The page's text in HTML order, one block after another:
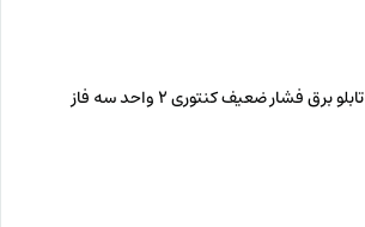
تابلو برق فشار ضعیف کنتوری 2 واحد سه فاز